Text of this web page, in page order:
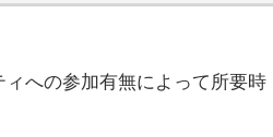
への参加有無によって所要時